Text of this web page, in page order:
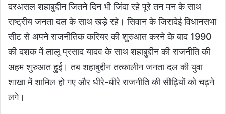
दरअसल शहाबुद्दीन जितने दिन भी जिंदा रहे पूरे तन मन के साथ
राष्ट्रीय जनता दल के साथ खड़े रहे। सिवान के जिरादेई विधानसभा
सीट से अपने राजनीतिक करियर की शुरुआत करने के बाद 1990
की दशक में लालू प्रसाद यादव के साथ शहाबुद्दीन की राजनीति की
अहम शुरुआत हुई। तब शहाबुद्दीन तत्कालीन जनता दल की युवा
शाखा में शामिल हो गए और धीरे-धीरे राजनीति की सीढ़ियों को चढ़ने
लगे।